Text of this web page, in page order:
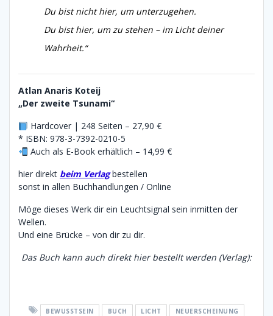
Du bist nicht hier, um unterzugehen.
Du bist hier, um zu stehen – im Licht deiner
Wahrheit.“
Atlan Anaris Koteij
„Der zweite Tsunami“
Hardcover | 248 Seiten – 27,90 €
* ISBN: 978-3-7392-0210-5
Auch als E-Book erhältlich – 14,99 €
hier direkt beim Verlagbestellen
sonst in allen Buchhandlungen / Online
Möge dieses Werk dir ein Leuchtsignal sein inmitten der
Wellen.
Und eine Brücke – von dir zu dir.
Das Buch kann auch direkt hier bestellt werden (Verlag):
BEWUSSTSEIN BUCH LICHT
NEUERSCHEINUNG